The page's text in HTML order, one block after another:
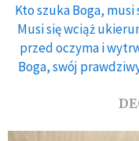
Kto szuka Boga,
Musi się wciąż
przed oczyma i
Boga, swój